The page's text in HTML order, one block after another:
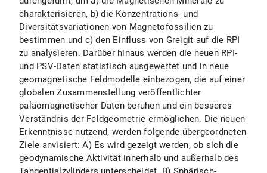
charakterisieren, b) die Konzentrations- und
Diversitätsvariationen von Magnetofossilien zu
bestimmen und c) den Einfluss von Greigit auf die RPI
zu analysieren. Darüber hinaus werden die neuen RPI-
und PSV-Daten statistisch ausgewertet und in neue
geomagnetische Feldmodelle einbezogen, die auf einer
globalen Zusammenstellung veröffentlichter
paläomagnetischer Daten beruhen und ein besseres
Verständnis der Feldgeometrie ermöglichen. Die neuen
Erkenntnisse nutzend, werden folgende übergeordneten
Ziele anvisiert: A) Es wird gezeigt werden, ob sich die
geodynamische Aktivität innerhalb und außerhalb des